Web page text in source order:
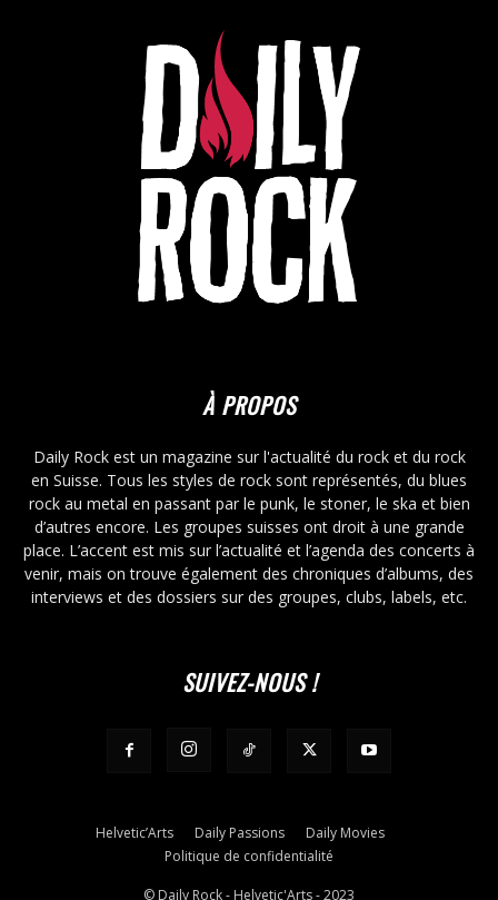
À PROPOS
Daily Rock est un magazine sur l'actualité du rock et du rock
en Suisse. Tous les styles de rock sont représentés, du blues
rock au metal en passant par le punk, le stoner, le ska et bien
d’autres encore. Les groupes suisses ont droit à une grande
place. L’accent est mis sur l’actualité et l’agenda des concerts à
venir, mais on trouve également des chroniques d’albums, des
interviews et des dossiers sur des groupes, clubs, labels, etc.
SUIVEZ-NOUS !
Helvetic’Arts Daily Passions
Daily Movies
Politique de confidentialité
© Daily Rock - Helvetic'Arts - 2023